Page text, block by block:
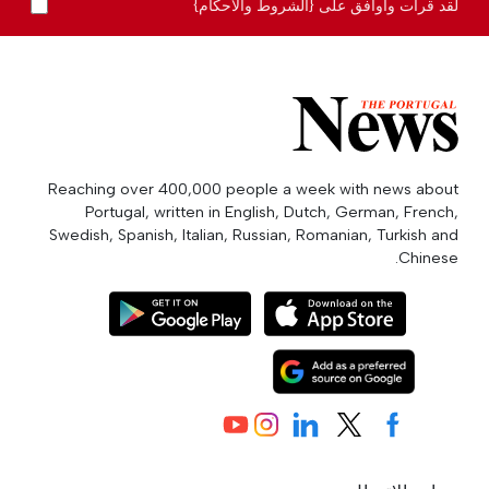
لقد قرأت وأوافق على {الشروط والأحكام}
Reaching over 400,000 people a week with news about
Portugal, written in English, Dutch, German, French,
Swedish, Spanish, Italian, Russian, Romanian, Turkish and
Chinese.